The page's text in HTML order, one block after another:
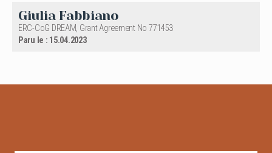
Giulia Fabbiano
ERC-CoG DREAM, Grant Agreement No 771453
Paru le : 15.04.2023